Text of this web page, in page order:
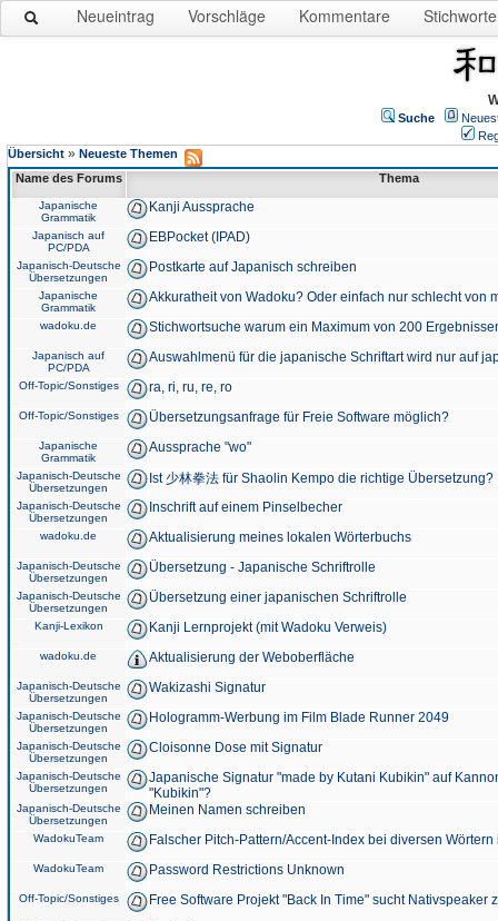
Neueintrag Vorschläge Kommentare Stichworte
Suche
Übersicht » Neueste Themen
Name des Forums
Thema
Japanische
Grammatik
Kanji Aussprache
Japanisch auf
PC/PDA
EBPocket (IPAD)
Japanisch-Deutsche
Übersetzungen
Postkarte auf Japanisch schreiben
Japanische
Grammatik
Akkuratheit von Wadoku? Oder einfach nur schlecht von
wadoku.de Stichwortsuche warum ein Maximum von 200
Japanisch auf
PC/PDA
Auswahlmenü für die japanische Schriftart wird nur auf
Off-Topic/Sonstiges ra, ri, ru, re, ro
Off-Topic/Sonstiges Übersetzungsanfrage für Freie Software möglich?
Japanische
Grammatik
Aussprache "wo"
Japanisch-Deutsche
Übersetzungen
Ist 少林拳法 für Shaolin Kempo die richtige Übersetzung?
Japanisch-Deutsche
Übersetzungen
Inschrift auf einem Pinselbecher
wadoku.de Aktualisierung meines lokalen Wörterbuchs
Japanisch-Deutsche
Übersetzungen
Übersetzung - Japanische Schriftrolle
Japanisch-Deutsche
Übersetzungen
Übersetzung einer japanischen Schriftrolle
Kanji-Lexikon Kanji Lernprojekt (mit Wadoku Verweis)
wadoku.de Aktualisierung der Weboberfläche
Japanisch-Deutsche
Übersetzungen
Wakizashi Signatur
Japanisch-Deutsche
Übersetzungen
Hologramm-Werbung im Film Blade Runner 2049
Japanisch-Deutsche
Übersetzungen
Cloisonne Dose mit Signatur
Japanisch-Deutsche
Übersetzungen
Japanische Signatur "made by Kutani Kubikin" auf
"Kubikin"?
Japanisch-Deutsche
Übersetzungen
Meinen Namen schreiben
WadokuTeam Falscher Pitch-Pattern/Accent-Index bei diversen
WadokuTeam Password Restrictions Unknown
Off-Topic/Sonstiges Free Software Projekt "Back In Time" sucht Nativspeaker